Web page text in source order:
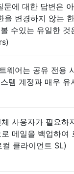
문에 대한 답변은
을 변경하지 않는
수있는 유일한
웨어는 공유 전용
템 계정과 매우 유
사용자가 필요
메일을 백업하여
클라이언트 SL)